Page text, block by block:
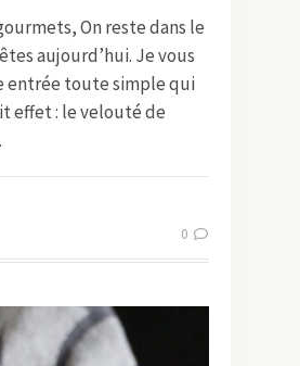
On reste dans le
aujourd’hui. Je vous
entrée toute simple qui
effet : le velouté de
0